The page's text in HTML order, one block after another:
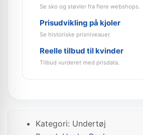
Se sko og støvler fra flere webshops.
Prisudvikling på kjoler
Se historiske prisniveauer.
Reelle tilbud til kvinder
Tilbud vurderet med prisdata.
Kategori: Undertøj